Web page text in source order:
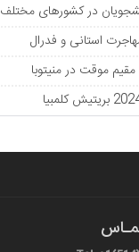
در کشورهای مختلف